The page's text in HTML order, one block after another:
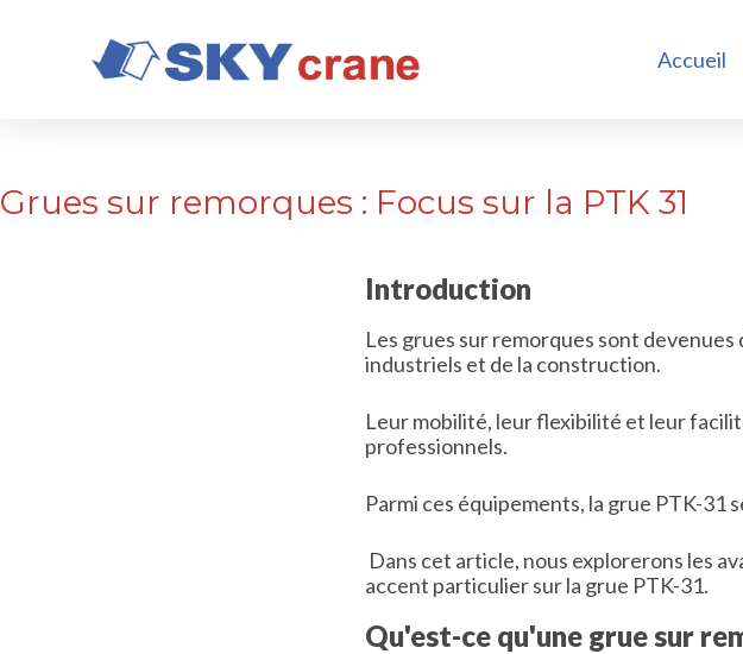
u
Accueil
Grues sur remorques : Focus sur la PTK 31
Introduction
Les grues sur remorques sont
industriels et de la construction.
Leur mobilité, leur flexibilité et leur
professionnels.
Parmi ces équipements, la grue PTK-
Dans cet article, nous explorerons les
accent particulier sur la grue PTK-31.
Qu'est-ce qu'une grue sur